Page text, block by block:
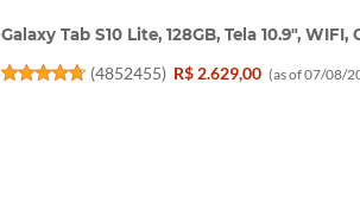
Galaxy Tab S10 Lite, 128GB, Tela 10.9", WIFI,
(4852455) R$ 2.629,00 (as of 07/08/